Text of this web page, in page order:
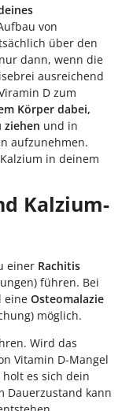
von
über den
dann, wenn die
ausreichend
D zum
Körper dabei,
ziehen und in
aufzunehmen.
in deinem
Kalzium-
einer Rachitis
führen. Bei
eineOsteomalazie
möglich.
Wird das
Vitamin D-Mangel
es sich dein
Dauerzustand kann